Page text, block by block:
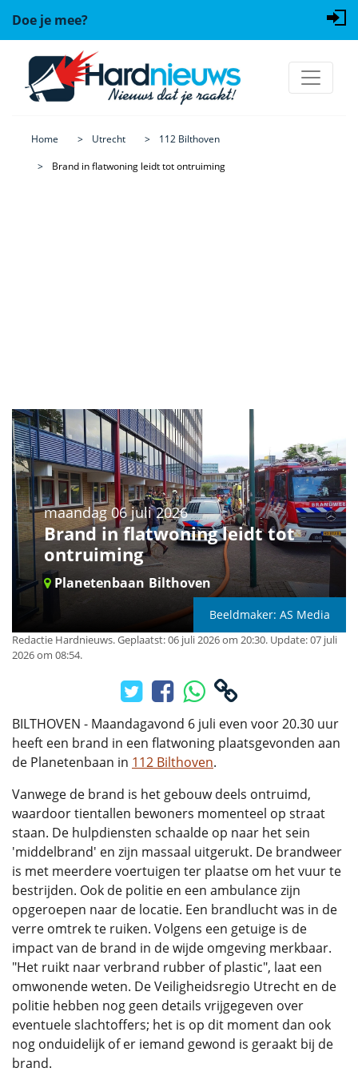
Doe je mee?
Home Utrecht
112 Bilthoven
Brand in flatwoning leidt tot ontruiming
maandag 06 juli 2026
Brand in flatwoning leidt tot
ontruiming
Planetenbaan Bilthoven
Beeldmaker: AS Media
Redactie Hardnieuws.Geplaatst: 06 juli 2026 om 20:30. Update: 07 juli
2026 om 08:54.
BILTHOVEN - Maandagavond 6 juli even voor 20.30 uur
heeft een brand in een flatwoning plaatsgevonden aan
de Planetenbaan in 112 Bilthoven.
Vanwege de brand is het gebouw deels ontruimd,
waardoor tientallen bewoners momenteel op straat
staan. De hulpdiensten schaalde op naar het sein
'middelbrand' en zijn massaal uitgerukt. De brandweer
is met meerdere voertuigen ter plaatse om het vuur te
bestrijden. Ook de politie en een ambulance zijn
opgeroepen naar de locatie. Een brandlucht was in de
verre omtrek te ruiken. Volgens een getuige is de
impact van de brand in de wijde omgeving merkbaar.
"Het ruikt naar verbrand rubber of plastic", laat een
omwonende weten. De Veiligheidsregio Utrecht en de
politie hebben nog geen details vrijgegeven over
eventuele slachtoffers; het is op dit moment dan ook
nog onduidelijk of er iemand gewond is geraakt bij de
brand.